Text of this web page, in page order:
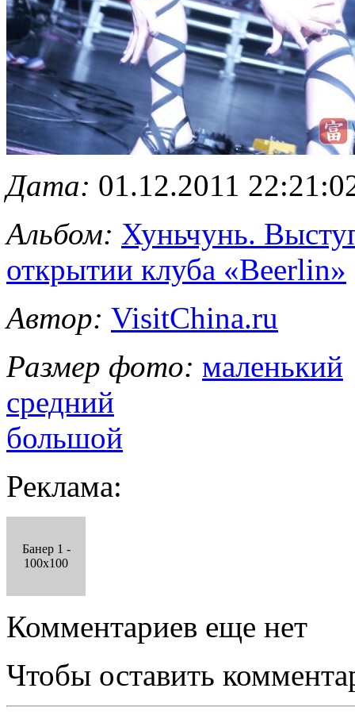
Дата: 01.12.2011
Альбом: Хуньчунь.
открытии клуба «Beerlin»
Автор: VisitChina.ru
Размер фото: маленький
средний
большой
Реклама:
Банер 1 -
100x100
Комментариев еще нет
Чтобы оставить